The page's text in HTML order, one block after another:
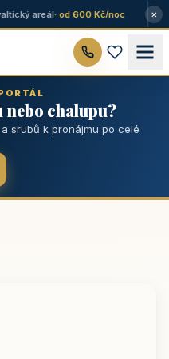
areál· od 600 Kč/noc ×
nebo chalupu?
srubů k pronájmu po celé